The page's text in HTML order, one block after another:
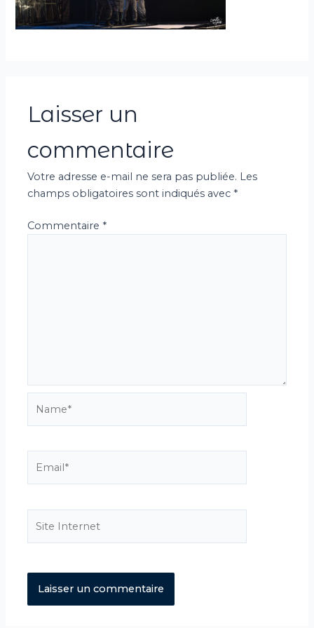
Laisser un
commentaire
Votre adresse e-mail ne sera pas publiée. Les
champs obligatoires sont indiqués avec *
Commentaire *
Internet